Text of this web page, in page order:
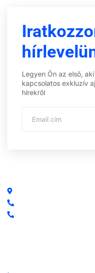
Legyen Ön az első,
kapcsolatos exkluzív
hírekről